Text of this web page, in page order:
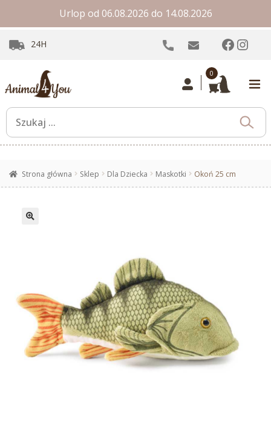
Urlop od 06.08.2026 do 14.08.2026
24H
0
Strona główna Sklep Dla Dziecka Maskotki Okoń 25 cm